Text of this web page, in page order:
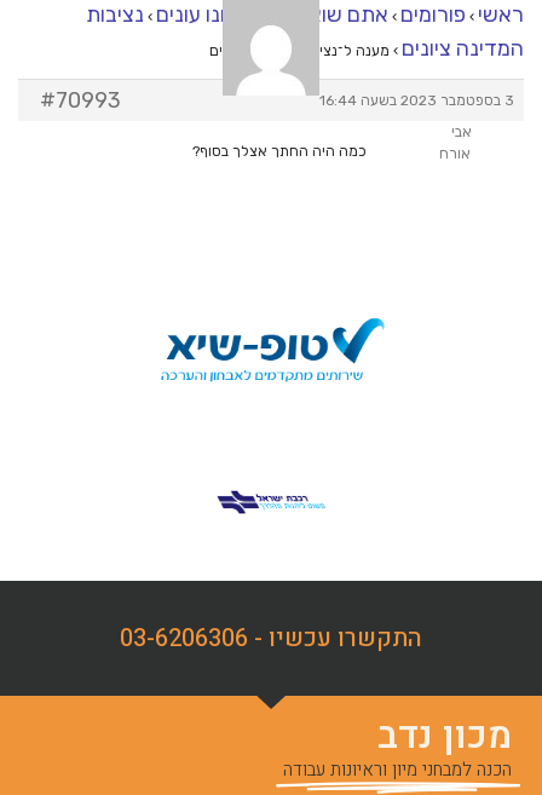
ראשי › פורומים › אתם שואלים – אנחנו עונים › נציבות
המדינה ציונים › מענה ל־נציבות המדינה ציונים
3 בספטמבר 2023 בשעה 16:44 #70993
אבי
אורח
כמה היה החתך אצלך בסוף?
התקשרו עכשיו - 03-6206306
מכון נדב
הכנה למבחני מיון וראיונות עבודה